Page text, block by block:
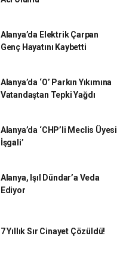
Alanya’da Elektrik Çarpan
Genç Hayatını Kaybetti
Alanya’da ‘O’ Parkın Yıkımına
Vatandaştan Tepki Yağdı
Alanya’da ‘CHP’li Meclis Üyesi
İşgali’
Alanya, Işıl Dündar’a Veda
Ediyor
7 Yıllık Sır Cinayet Çözüldü!